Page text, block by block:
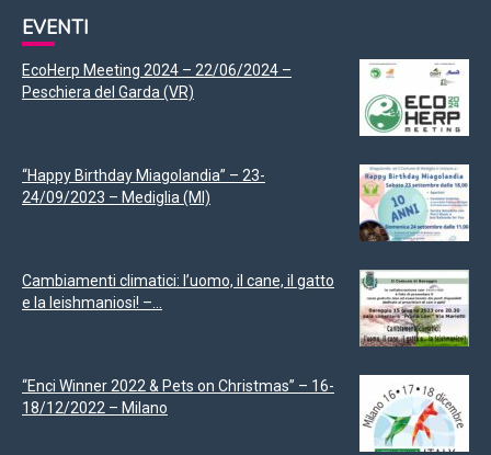
EVENTI
EcoHerp Meeting 2024 – 22/06/2024 –
Peschiera del Garda (VR)
“Happy Birthday Miagolandia” – 23-
24/09/2023 – Mediglia (MI)
Cambiamenti climatici: l’uomo, il cane, il gatto
e la leishmaniosi! –...
“Enci Winner 2022 & Pets on Christmas” – 16-
18/12/2022 – Milano